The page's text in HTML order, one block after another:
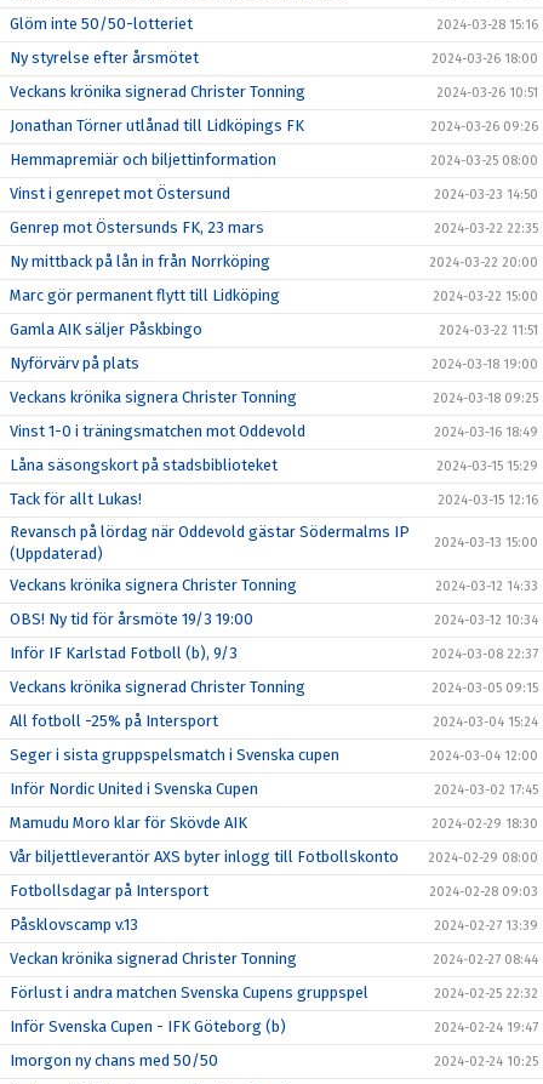
Glöm inte 50/50-lotteriet 2024-03-28 15:16
Ny styrelse efter årsmötet 2024-03-26 18:00
Veckans krönika signerad Christer Tonning 2024-03-26 10:51
Jonathan Törner utlånad till Lidköpings FK 2024-03-26 09:26
Hemmapremiär och biljettinformation 2024-03-25 08:00
Vinst i genrepet mot Östersund 2024-03-23 14:50
Genrep mot Östersunds FK, 23 mars 2024-03-22 22:35
Ny mittback på lån in från Norrköping 2024-03-22 20:00
Marc gör permanent flytt till Lidköping 2024-03-22 15:00
Gamla AIK säljer Påskbingo 2024-03-22 11:51
Nyförvärv på plats 2024-03-18 19:00
Veckans krönika signera Christer Tonning 2024-03-18 09:25
Vinst 1-0 i träningsmatchen mot Oddevold 2024-03-16 18:49
Låna säsongskort på stadsbiblioteket 2024-03-15 15:29
Tack för allt Lukas! 2024-03-15 12:16
Revansch på lördag när Oddevold gästar Södermalms IP
(Uppdaterad)
2024-03-13 15:00
Veckans krönika signera Christer Tonning 2024-03-12 14:33
OBS! Ny tid för årsmöte 19/3 19:00 2024-03-12 10:34
Inför IF Karlstad Fotboll (b), 9/3 2024-03-08 22:37
Veckans krönika signerad Christer Tonning 2024-03-05 09:15
All fotboll -25% på Intersport 2024-03-04 15:24
Seger i sista gruppspelsmatch i Svenska cupen 2024-03-04 12:00
Inför Nordic United i Svenska Cupen 2024-03-02 17:45
Mamudu Moro klar för Skövde AIK 2024-02-29 18:30
Vår biljettleverantör AXS byter inlogg till Fotbollskonto 2024-02-29 08:00
Fotbollsdagar på Intersport 2024-02-28 09:03
Påsklovscamp v.13 2024-02-27 13:39
Veckan krönika signerad Christer Tonning 2024-02-27 08:44
Förlust i andra matchen Svenska Cupens gruppspel 2024-02-25 22:32
Inför Svenska Cupen - IFK Göteborg (b) 2024-02-24 19:47
Imorgon ny chans med 50/50 2024-02-24 10:25